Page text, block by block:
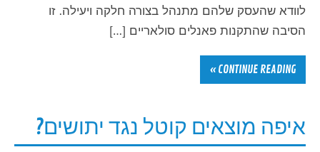
לוודא שהעסק שלהם מתנהל בצורה חלקה ויעילה. זו
הסיבה שהתקנות פאנלים סולאריים […]
CONTINUE READING »
איפה מוצאים קוטל נגד יתושים?